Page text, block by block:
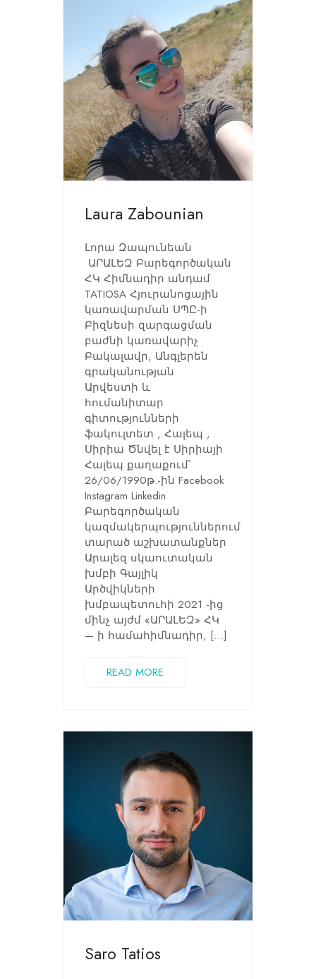
Laura Zabounian
Լորա Զապունեան
ԱՐԱԼԵԶ Բարեգործական
ՀԿ Հիմնադիր անդամ
TATIOSA Հյուրանոցային
կառավարման ՍՊԸ-ի
Բիզնեսի զարգացման
բաժնի կառավարիչ
Բակալավր, Անգլերեն
գրականության
Արվեստի և
հումանիտար
գիտությունների
ֆակուլտետ , Հալեպ ,
Սիրիա Ծնվել է Սիրիայի
Հալեպ քաղաքում՝
26/06/1990թ.-ին Facebook
Instagram Linkedin
Բարեգործական
կազմակերպություններում
տարած աշխատանքներ
Արալեզ սկաուտական
խմբի Գայլիկ
Արծվիկների
խմբապետուհի 2021 -ից
մինչ այժմ «ԱՐԱԼԵԶ» ՀԿ
— ի համահիմնադիր, […]
READ MORE
Saro Tatios